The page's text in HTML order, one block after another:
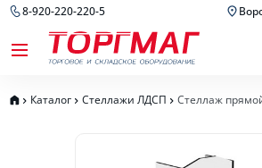
8-920-220-220-5
Каталог Стеллажи ЛДСП Стеллаж